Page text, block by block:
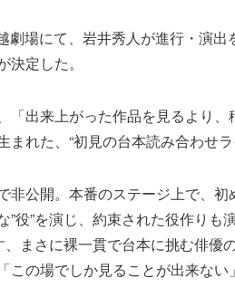
劇場にて、岩井秀人が進行・演
定した。
「出来上がった作品を見るより
れた、“初見の台本読み合わせラ
非公開。本番のステージ上で、
”役”を演じ、約束された役作りも
、まさに裸一貫で台本に挑む俳優
この場でしか見ることが出来な